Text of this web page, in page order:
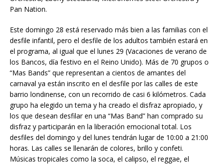
Pan Nation.
Este domingo 28 está reservado más bien a las familias con el
desfile infantil, pero el desfile de los adultos también estará en
el programa, al igual que el lunes 29 (Vacaciones de verano de
los Bancos, día festivo en el Reino Unido). Más de 70 grupos o
“Mas Bands” que representan a cientos de amantes del
carnaval ya están inscrito en el desfile por las calles de este
barrio londinense, con un recorrido de casi 6 kilómetros. Cada
grupo ha elegido un tema y ha creado el disfraz apropiado, y
los que desean desfilar en una “Mas Band” han comprado su
disfraz y participarán en la liberación emocional total. Los
desfiles del domingo y del lunes tendrán lugar de 10:00 a 21:00
horas. Las calles se llenarán de colores, brillo y confeti.
Músicas tropicales como la soca, el calipso, el reggae, el